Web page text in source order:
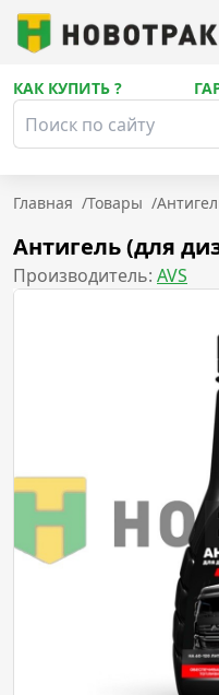
КАК КУПИТЬ ?
Главная /Товары /
Антигель (для
Производитель: AVS